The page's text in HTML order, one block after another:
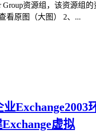
Group资源组，该资源组
看原图（大图） 2、...
Exchange2003
虚拟